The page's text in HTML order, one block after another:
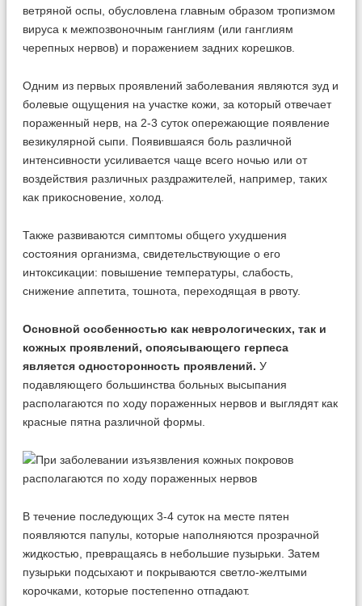
ветряной оспы, обусловлена главным образом тропизмом
вируса к межпозвоночным ганглиям (или ганглиям
черепных нервов) и поражением задних корешков.
Одним из первых проявлений заболевания являются зуд и
болевые ощущения на участке кожи, за который отвечает
пораженный нерв, на 2-3 суток опережающие появление
везикулярной сыпи. Появившаяся боль различной
интенсивности усиливается чаще всего ночью или от
воздействия различных раздражителей, например, таких
как прикосновение, холод.
Также развиваются симптомы общего ухудшения
состояния организма, свидетельствующие о его
интоксикации: повышение температуры, слабость,
снижение аппетита, тошнота, переходящая в рвоту.
Основной особенностью как неврологических, так и
кожных проявлений, опоясывающего герпеса
является односторонность проявлений. У
подавляющего большинства больных высыпания
располагаются по ходу пораженных нервов и выглядят как
красные пятна различной формы.
В течение последующих 3-4 суток на месте пятен
появляются папулы, которые наполняются прозрачной
жидкостью, превращаясь в небольшие пузырьки. Затем
пузырьки подсыхают и покрываются светло-желтыми
корочками, которые постепенно отпадают.